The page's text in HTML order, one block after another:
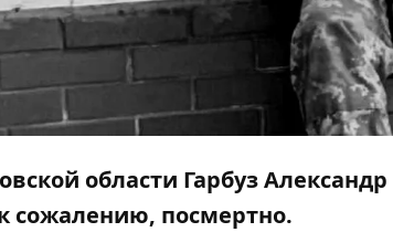
области Гарбуз
сожалению, посмертно.